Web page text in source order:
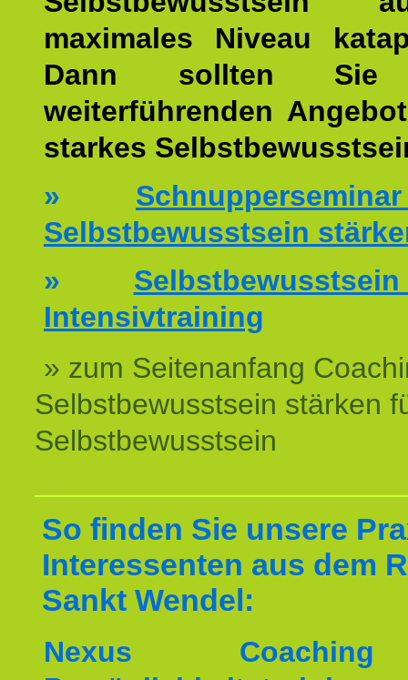
maximales Niveau
Dann sollten Sie
weiterführenden
starkes
»
Selbstbewusstsein
»
Intensivtraining
» zum Seitenanfang
Selbstbewusstsein stärken
Selbstbewusstsein
So finden Sie unsere
Interessenten aus dem
Sankt Wendel:
Nexus